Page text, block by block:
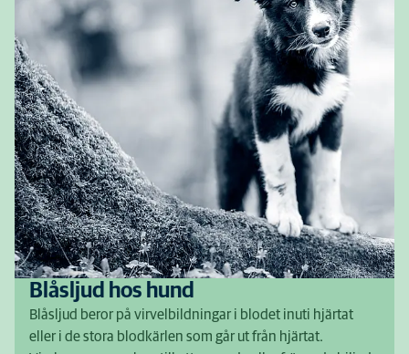
Blåsljud hos hund
Blåsljud beror på virvelbildningar i blodet inuti hjärtat
eller i de stora blodkärlen som går ut från hjärtat.